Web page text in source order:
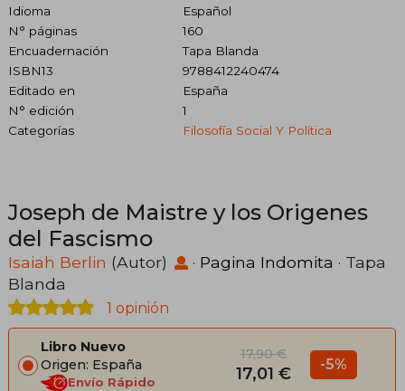
Idioma
Español
N° páginas
160
Encuadernación
Tapa Blanda
ISBN13
9788412240474
Editado en
España
N° edición
1
Categorías
Filosofía Social Y Política
Joseph de Maistre y los Origenes
del Fascismo
Isaiah Berlin (Autor) · Pagina Indomita · Tapa
Blanda
1 opinión
Libro Nuevo
Origen: España
Envío Rápido
17,90 €
17,01 € -5%